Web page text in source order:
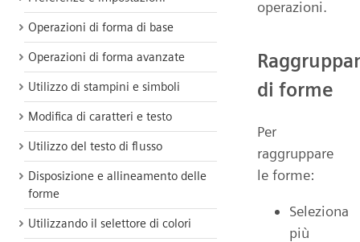
Operazioni di forma di base
Operazioni di forma avanzate
Utilizzo di stampini e simboli
Modifica di caratteri e testo
Utilizzo del testo di flusso
Disposizione e allineamento delle
forme
Utilizzando il selettore di colori
operazioni.
di forme
Per
raggruppare
le forme:
Seleziona
più